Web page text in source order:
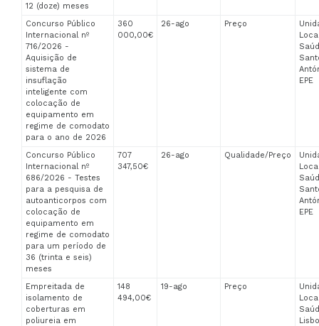
12 (doze) meses
Concurso Público
Internacional nº
716/2026 -
Aquisição de
sistema de
insuflação
inteligente com
colocação de
equipamento em
regime de comodato
para o ano de 2026
360
000,00€
26-ago Preço
EPE
Concurso Público
Internacional nº
686/2026 - Testes
para a pesquisa de
autoanticorpos com
colocação de
equipamento em
regime de comodato
para um período de
36 (trinta e seis)
meses
707
347,50€
26-ago Qualidade/Preço
EPE
Empreitada de
isolamento de
coberturas em
poliureia em
148
494,00€
19-ago Preço